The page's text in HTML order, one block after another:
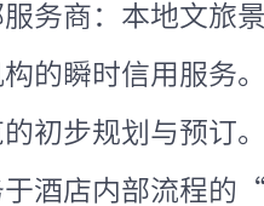
服务商：本地文旅
的瞬时信用服务
初步规划与预订
于酒店内部流程的